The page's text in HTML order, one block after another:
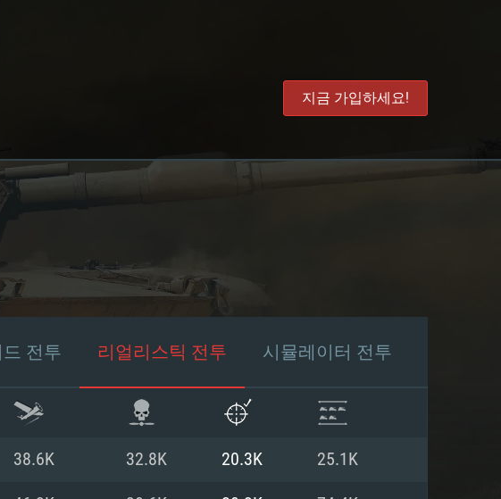
지금 가입하세요!
전투 리얼리스틱 전투 시뮬레이터 전투
38.6K 32.8K 20.3K 25.1K